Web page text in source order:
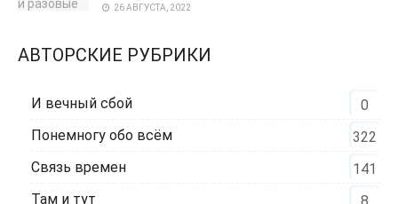
26 АВГУСТА, 2022
АВТОРСКИЕ РУБРИКИ
И вечный сбой
0
Понемногу обо всём
322
Связь времен
141
Там и тут